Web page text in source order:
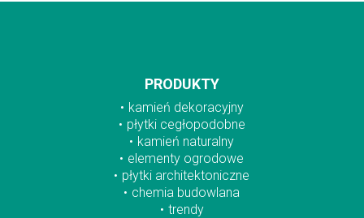
PRODUKTY
kamień dekoracyjny
płytki cegłopodobne
kamień naturalny
elementy ogrodowe
płytki architektoniczne
chemia budowlana
trendy